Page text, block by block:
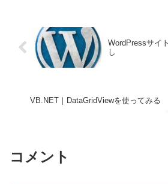
WordPressサイ
し
VB.NET｜DataGridViewを使ってみる
コメント